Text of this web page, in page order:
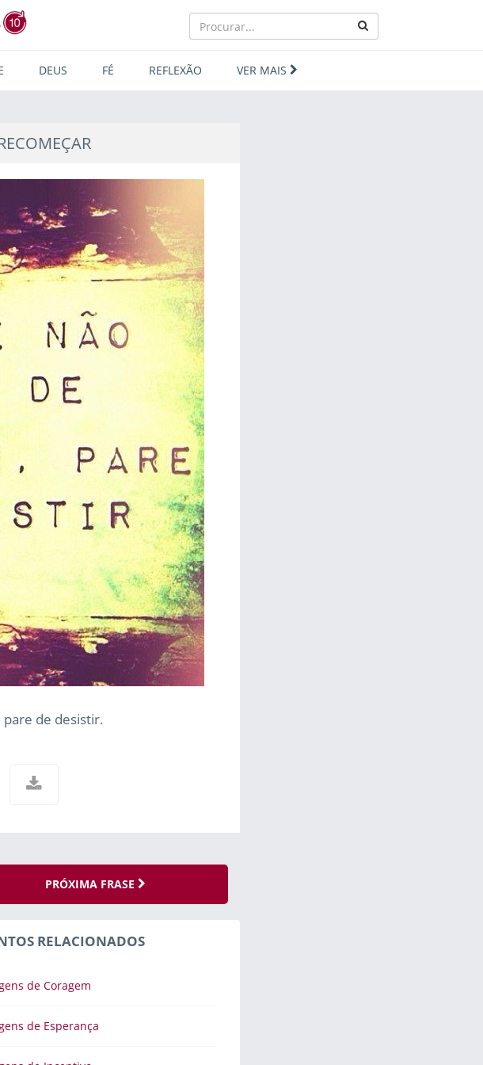
DEUS FÉ REFLEXÃO VER MAIS
pare de desistir.
PRÓXIMA FRASE
RELACIONADOS
de Coragem
de Esperança